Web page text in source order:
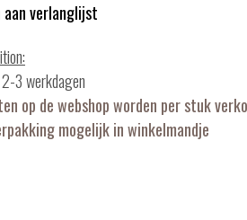
aan verlanglijst
:
3 werkdagen
op de webshop worden per stuk
mogelijk in winkelmandje